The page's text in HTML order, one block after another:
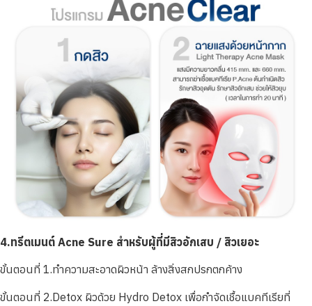
4.ทรีตเมนต์ Acne Sure สำหรับผู้ที่มีสิวอักเสบ / สิวเยอะ
ขั้นตอนที่ 1.ทำความสะอาดผิวหน้า ล้างสิ่งสกปรกตกค้าง
ขั้นตอนที่ 2.Detox ผิวด้วย Hydro Detox เพื่อกำจัดเชื้อแบคทีเรียที่